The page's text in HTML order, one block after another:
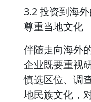
3.2 投资到海
尊重当地文化
伴随走向海外
企业既要重视
慎选区位、调
地民族文化，